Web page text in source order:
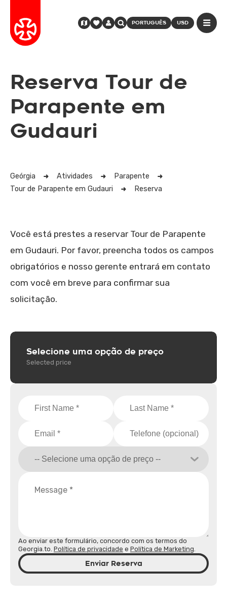
PORTUGUÊS USD
Reserva Tour de
Parapente em
Gudauri
Geórgia Atividades
Parapente
Tour de Parapente em Gudauri
Reserva
Você está prestes a reservar Tour de Parapente
em Gudauri. Por favor, preencha todos os campos
obrigatórios e nosso gerente entrará em contato
com você em breve para confirmar sua
solicitação.
Ao enviar este formulário, concordo com os termos do
Georgia.to. Política de privacidade e Política de Marketing.
Enviar Reserva
Selecione uma opção de preço
Selected price